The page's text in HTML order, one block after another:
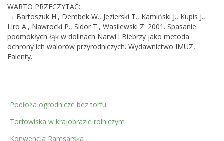
WARTO PRZECZYTAĆ:
→ Bartoszuk H., Dembek W., Jezierski T., Kamiński J., Kupis J.,
Liro A., Nawrocki P., Sidor T., Wasilewski Z. 2001. Spasanie
podmokłych łąk w dolinach Narwi i Biebrzy jako metoda
ochrony ich walorów przyrodniczych. Wydawnictwo IMUZ,
Falenty.
Podłoża ogrodnicze bez torfu
Torfowiska w krajobrazie rolniczym
Konwencja Ramsarska